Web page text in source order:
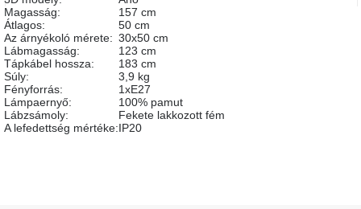
Egy
étkező,
amely
szórakoztat!
A
8.
születésnap
megünneplése
Magasság:
157 cm
Átlagos:
50 cm
Az árnyékoló mérete: 30x50 cm
Lábmagasság:
123 cm
Tápkábel hossza:
183 cm
Súly:
3,9 kg
Fényforrás:
1xE27
Lámpaernyő:
100% pamut
Lábzsámoly:
Fekete lakkozott fém
A lefedettség mértéke:IP20